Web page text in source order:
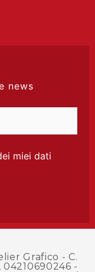
news
miei dati
Grafico - C.
04210690246 -